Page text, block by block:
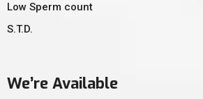
Low Sperm count
S.T.D.
We’re Available